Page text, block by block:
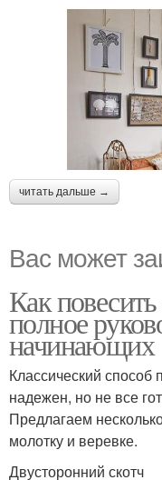
читать дальше →
Вас может
Как
полное
начинающих
Классический способ
надежен, но не все
Предлагаем
молотку и веревке.
Двусторонний скотч